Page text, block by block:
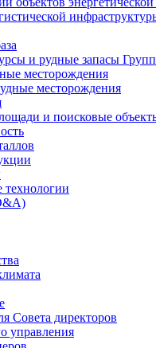
и рудные запасы
месторождения
месторождения
и поисковые
Совета директоров
управления